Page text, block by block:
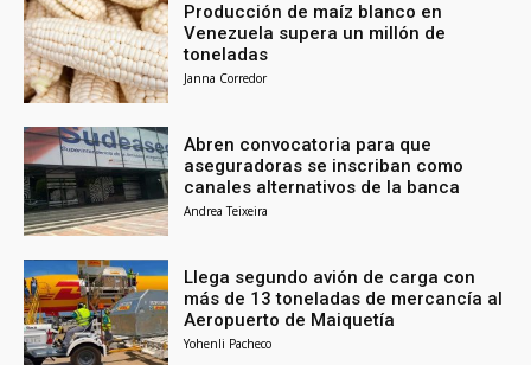
Producción de maíz blanco en
Venezuela supera un millón de
toneladas
Janna Corredor
Abren convocatoria para que
aseguradoras se inscriban como
canales alternativos de la banca
Andrea Teixeira
Llega segundo avión de carga con
más de 13 toneladas de mercancía al
Aeropuerto de Maiquetía
Yohenli Pacheco